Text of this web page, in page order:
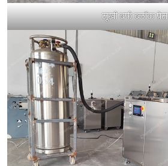
सूखी बर्फ ब्लॉक प्रेस